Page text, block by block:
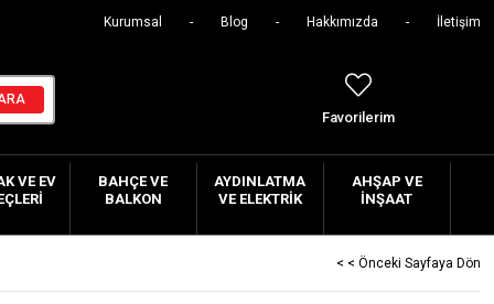
Kurumsal Blog Hakkımızda İletişim
Favorilerim
VE EV
BAHÇE VE
BALKON
AYDINLATMA
VE ELEKTRIK
AHŞAP VE
İNŞAAT
< < Önceki Sayfaya Dön